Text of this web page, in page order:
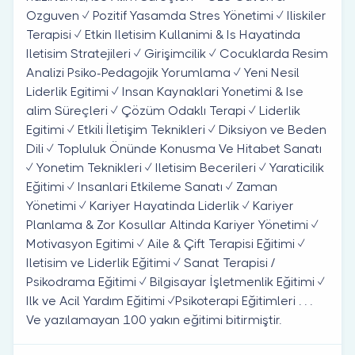
Ozguven ✓ Pozitif Yasamda Stres Yönetimi ✓ Iliskiler
Terapisi ✓ Etkin Iletisim Kullanimi & Is Hayatinda
Iletisim Stratejileri ✓ Girişimcilik ✓ Cocuklarda Resim
Analizi Psiko-Pedagojik Yorumlama ✓ Yeni Nesil
Liderlik Egitimi ✓ Insan Kaynaklari Yonetimi & Ise
alim Süreçleri ✓ Çözüm Odaklı Terapi ✓ Liderlik
Egitimi ✓ Etkili İletişim Teknikleri ✓ Diksiyon ve Beden
Dili ✓ Topluluk Önünde Konusma Ve Hitabet Sanatı
✓ Yonetim Teknikleri ✓ Iletisim Becerileri ✓ Yaraticilik
Eğitimi ✓ Insanlari Etkileme Sanatı ✓ Zaman
Yönetimi ✓ Kariyer Hayatinda Liderlik ✓ Kariyer
Planlama & Zor Kosullar Altinda Kariyer Yönetimi ✓
Motivasyon Egitimi ✓ Aile & Çift Terapisi Eğitimi ✓
Iletisim ve Liderlik Eğitimi ✓ Sanat Terapisi /
Psikodrama Eğitimi ✓ Bilgisayar İşletmenlik Eğitimi ✓
Ilk ve Acil Yardım Eğitimi ✓Psikoterapi Eğitimleri . . .
Ve yazılamayan 100 yakın eğitimi bitirmiştir.